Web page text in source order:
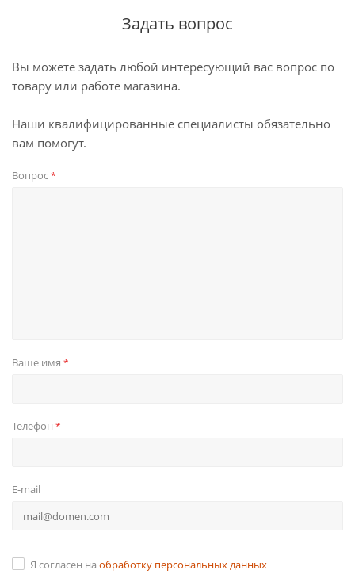
Задать вопрос
Вы можете задать любой интересующий вас вопрос по
товару или работе магазина.
Наши квалифицированные специалисты обязательно
вам помогут.
Вопрос*
Ваше имя *
Телефон *
E-mail
Я согласен на обработку персональных данных